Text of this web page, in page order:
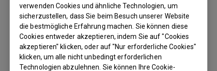
verwenden Cookies und ähnliche Technologien, um
sicherzustellen, dass Sie beim Besuch unserer Website
die bestmögliche Erfahrung machen. Sie können diese
Cookies entweder akzeptieren, indem Sie auf "Cookies
akzeptieren" klicken, oder auf "Nur erforderliche Cookies"
klicken, um alle nicht unbedingt erforderlichen
Technologien abzulehnen. Sie können Ihre Cookie-
Firmware
Readme Notice before Firmware
Upgrade for BenQ QS02 Android TV